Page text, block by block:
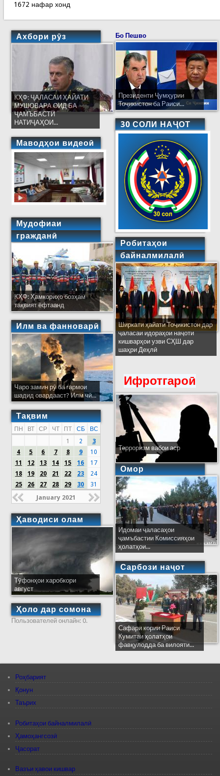
1672 нафар хонд
Ахбори рӯз
КҲФ: ҶАЛАСАИ ҲАЙАТИ
МУШОВАРА ОИД БА
ҶАМЪБАСТИ
НАТИҶАҲОИ...
Маводҳои видеоӣ
Мудофиаи
гражданӣ
КҲФ: Ҳамкориҳо бозҳам
тақвият ёфтаанд
Илм ва фанноварӣ
Чаро замин рӯ ба гармои
шадид овардааст? Илм чӣ...
Тақвим
ПН ВТ СР ЧТ ПТ СБ
ВС
1
2
3
4
5 6 7 8 9
10
11
12 13 14 15 16
17
18
19 20 21 22 23
24
25
26 27 28 29 30 31
January 2021
Ҳаводиси олам
Тӯфонҳои харобкори
август
Ҳоло дар сомона
Пользователей онлайн: 0.
Бо Пешво
Президенти Ҷумҳурии
Тоҷикистон ба Раиси...
30 СОЛИ НАҶОТ
Робитаҳои
байналмилалӣ
Ширкати ҳайати Тоҷикистон дар
ҷаласаи идораҳои наҷоти
кишварҳои узви СҲШ дар
шаҳри Деҳлӣ
Ифротгароӣ
Терроризм вабои аср
Омор
Идомаи ҷаласаҳои
ҷамъбастии Комиссияҳои
ҳолатҳои...
Сарбози наҷот
Сафари кории Раиси
Кумитаи ҳолатҳои
фавқулодда ба вилояти...
Роҳбарият
Қонун
Таърих
Робитаҳои байналмилалӣ
Ҳамоҳангсозӣ
Ҷасорат
Вазъи ҳавои кишвар